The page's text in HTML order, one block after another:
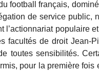
football français,
de service public,
l’actionnariat populaire
facultés de droit Jean-
toutes sensibilités.
pour la première